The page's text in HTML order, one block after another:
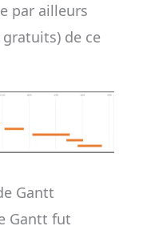
par ailleurs
de ce
Gantt
Gantt fut